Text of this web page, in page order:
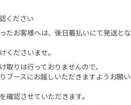
ください
たお客様へは、後日着払いにて発送とな
くださいませ。
取りは行っておりませんので、
ブースにお越しいただきますようお願い
認させていただきます。